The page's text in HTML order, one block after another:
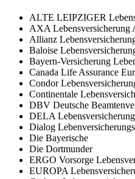
ALTE LEIPZIGER
AXA Lebensversicherung
Allianz
Baloise
Bayern-Versicherung
Canada Life Assurance
Condor
Continentale
DBV Deutsche
DELA
Dialog
Die Bayerische
Die Dortmunder
ERGO Vorsorge
EUROPA